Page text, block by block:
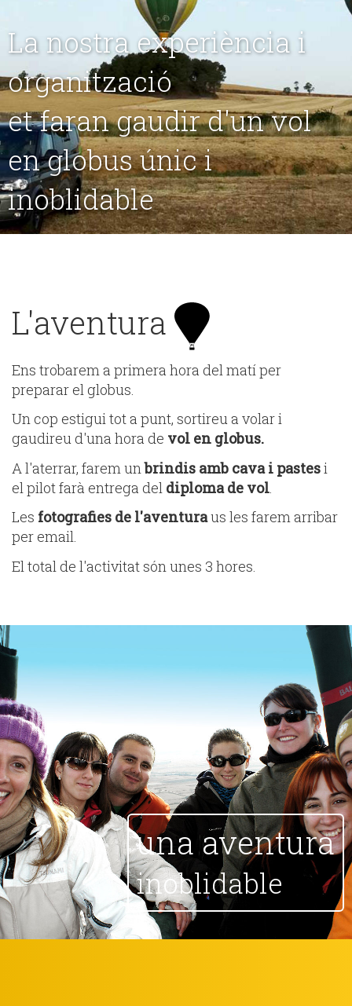
La nostra experiència i
organització
et faran gaudir d'un vol
en globus únic i
inoblidable
L'aventura
Ens trobarem a primera hora del matí per
preparar el globus.
Un cop estigui tot a punt, sortireu a volar i
gaudireu d'una hora de vol en globus.
A l'aterrar, farem unbrindis amb cava i pastesi
el pilot farà entrega del diploma de vol
Les fotografies de l'aventuraus les farem arribar
per email.
El total de l'activitat són unes 3 hores.
una aventura
inoblidable